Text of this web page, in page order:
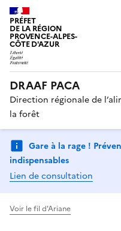
PRÉFET
DE LA RÉGION
PROVENCE-ALPES-
CÔTE D'AZUR
DRAAF PACA
Direction régionale de
la forêt
Gare à la rage !
indispensables
Lien de consultation
Voir le fil d'Ariane